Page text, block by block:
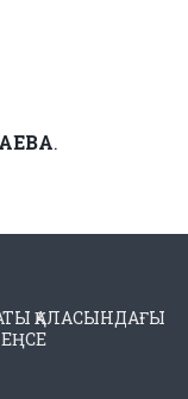
.
ҚАЛАСЫНДАҒЫ